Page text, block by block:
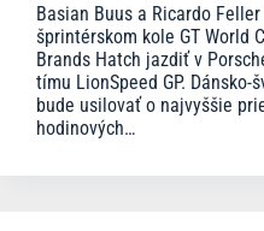
Basian Buus a Ricardo
šprintérskom kole GT World
Brands Hatch jazdiť v
tímu LionSpeed GP.
bude usilovať o najvyššie
hodinových…